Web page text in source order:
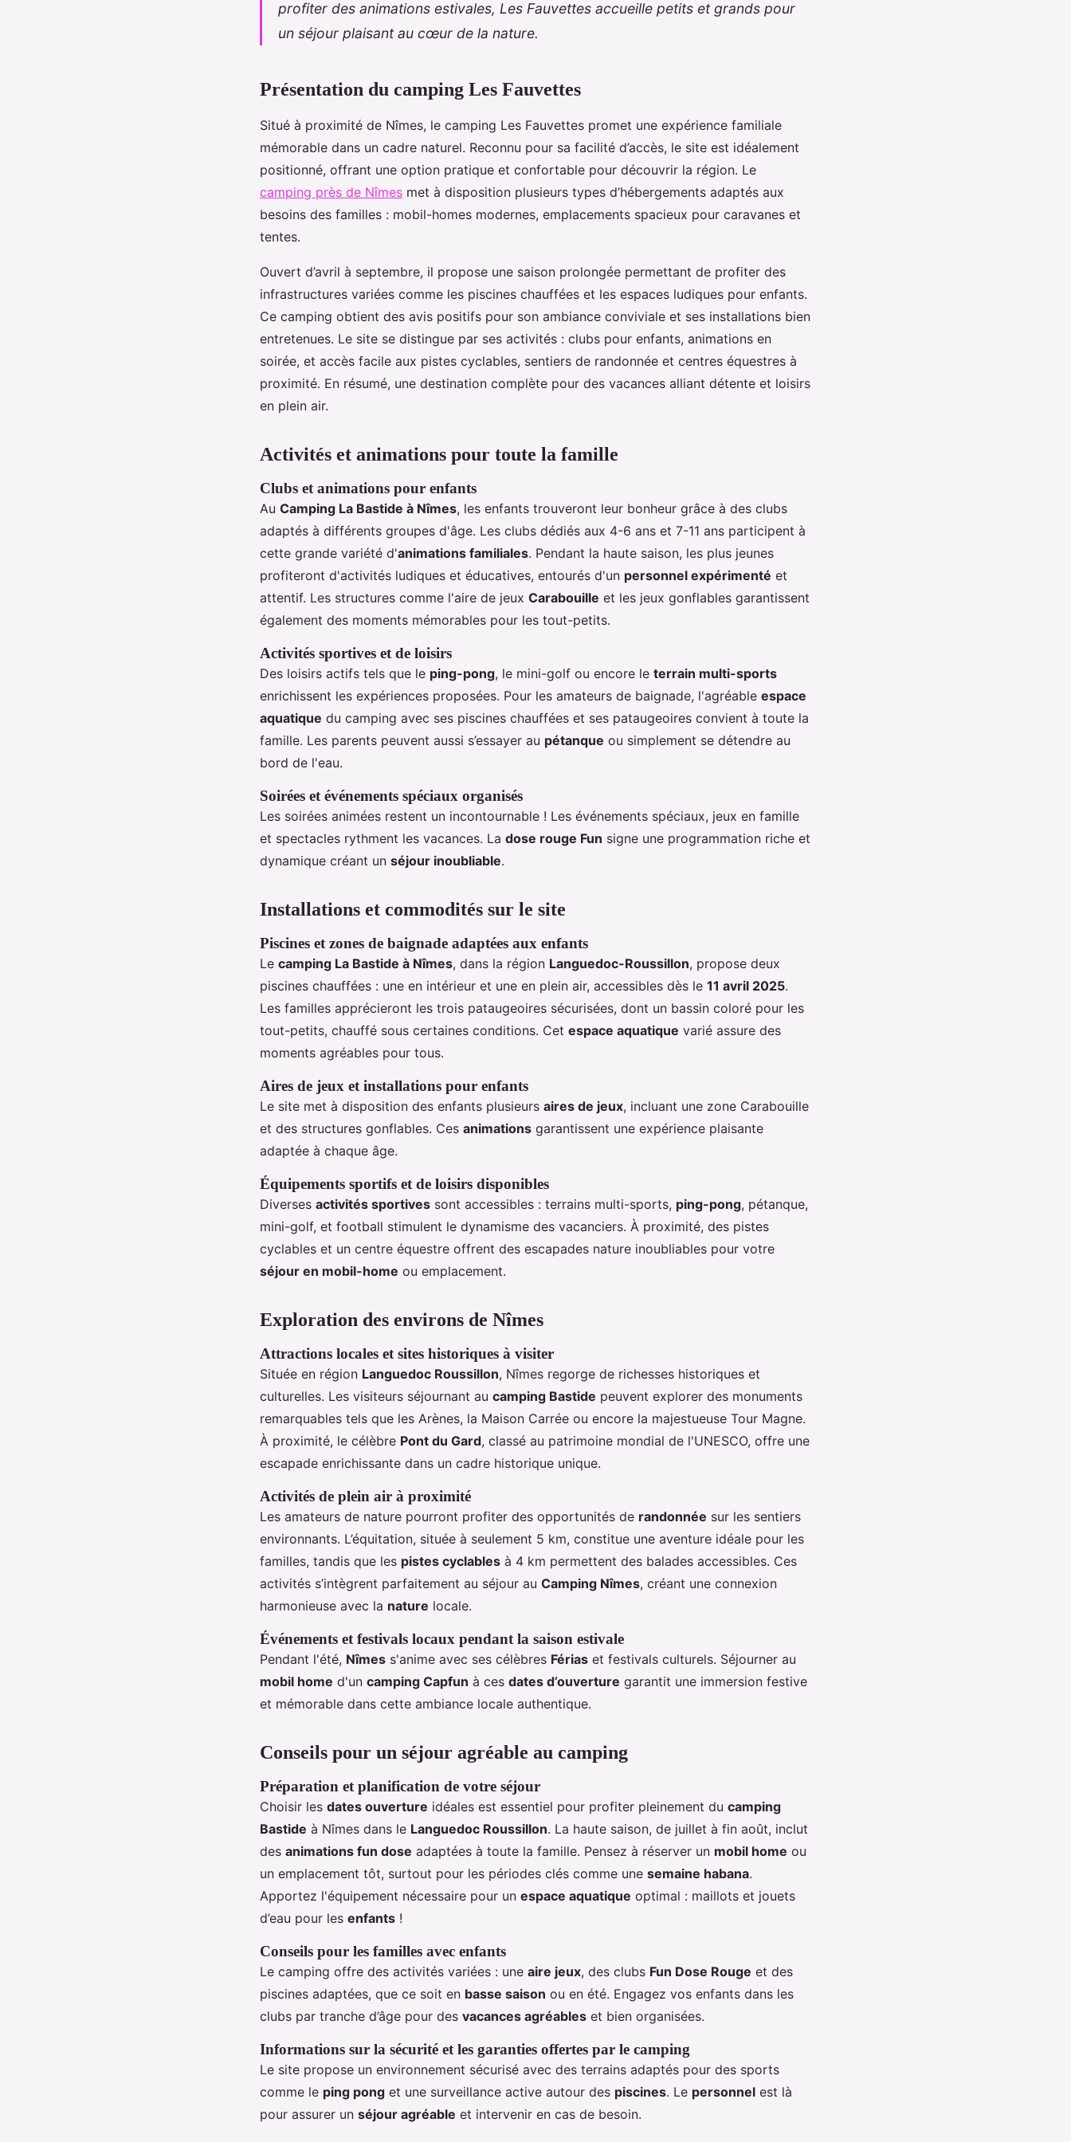
profiter des animations estivales, Les Fauvettes accueille petits et grands pour
un séjour plaisant au cœur de la nature.
Présentation du camping Les Fauvettes
Situé à proximité de Nîmes, le camping Les Fauvettes promet une expérience familiale
mémorable dans un cadre naturel. Reconnu pour sa facilité d’accès, le site est idéalement
positionné, offrant une option pratique et confortable pour découvrir la région. Le
camping près de Nîmes met à disposition plusieurs types d’hébergements adaptés aux
besoins des familles : mobil-homes modernes, emplacements spacieux pour caravanes et
tentes.
Ouvert d’avril à septembre, il propose une saison prolongée permettant de profiter des
infrastructures variées comme les piscines chauffées et les espaces ludiques pour enfants.
Ce camping obtient des avis positifs pour son ambiance conviviale et ses installations bien
entretenues. Le site se distingue par ses activités : clubs pour enfants, animations en
soirée, et accès facile aux pistes cyclables, sentiers de randonnée et centres équestres à
proximité. En résumé, une destination complète pour des vacances alliant détente et loisirs
en plein air.
Activités et animations pour toute la famille
Clubs et animations pour enfants
Au Camping La Bastide à Nîmes, les enfants trouveront leur bonheur grâce à des clubs
adaptés à différents groupes d'âge. Les clubs dédiés aux 4-6 ans et 7-11 ans participent à
cette grande variété d'animations familiales. Pendant la haute saison, les plus jeunes
profiteront d'activités ludiques et éducatives, entourés d'un personnel expérimenté et
attentif. Les structures comme l'aire de jeux Carabouille et les jeux gonflables garantissent
également des moments mémorables pour les tout-petits.
Activités sportives et de loisirs
Des loisirs actifs tels que le ping-pong, le mini-golf ou encore le terrain multi-sports
enrichissent les expériences proposées. Pour les amateurs de baignade, l'agréable espace
aquatique du camping avec ses piscines chauffées et ses pataugeoires convient à toute la
famille. Les parents peuvent aussi s’essayer au pétanque ou simplement se détendre au
bord de l'eau.
Soirées et événements spéciaux organisés
Les soirées animées restent un incontournable ! Les événements spéciaux, jeux en famille
et spectacles rythment les vacances. La dose rouge Fun signe une programmation riche et
dynamique créant un séjour inoubliable.
Installations et commodités sur le site
Piscines et zones de baignade adaptées aux enfants
Le camping La Bastide à Nîmes, dans la région Languedoc-Roussillon, propose deux
piscines chauffées : une en intérieur et une en plein air, accessibles dès le 11 avril 2025.
Les familles apprécieront les trois pataugeoires sécurisées, dont un bassin coloré pour les
tout-petits, chauffé sous certaines conditions. Cet espace aquatique varié assure des
moments agréables pour tous.
Aires de jeux et installations pour enfants
Le site met à disposition des enfants plusieurs aires de jeux, incluant une zone Carabouille
et des structures gonflables. Ces animations garantissent une expérience plaisante
adaptée à chaque âge.
Équipements sportifs et de loisirs disponibles
Diverses activités sportives sont accessibles : terrains multi-sports, ping-pong, pétanque,
mini-golf, et football stimulent le dynamisme des vacanciers. À proximité, des pistes
cyclables et un centre équestre offrent des escapades nature inoubliables pour votre
séjour en mobil-home ou emplacement.
Exploration des environs de Nîmes
Attractions locales et sites historiques à visiter
Située en région Languedoc Roussillon, Nîmes regorge de richesses historiques et
culturelles. Les visiteurs séjournant au camping Bastide peuvent explorer des monuments
remarquables tels que les Arènes, la Maison Carrée ou encore la majestueuse Tour Magne.
À proximité, le célèbre Pont du Gard, classé au patrimoine mondial de l'UNESCO, offre une
escapade enrichissante dans un cadre historique unique.
Activités de plein air à proximité
Les amateurs de nature pourront profiter des opportunités de randonnée sur les sentiers
environnants. L’équitation, située à seulement 5 km, constitue une aventure idéale pour les
familles, tandis que les pistes cyclables à 4 km permettent des balades accessibles. Ces
activités s’intègrent parfaitement au séjour au Camping Nîmes, créant une connexion
harmonieuse avec la nature locale.
Événements et festivals locaux pendant la saison estivale
Pendant l'été, Nîmes s'anime avec ses célèbres Férias et festivals culturels. Séjourner au
mobil home d'un camping Capfun à ces dates d’ouverture garantit une immersion festive
et mémorable dans cette ambiance locale authentique.
Conseils pour un séjour agréable au camping
Préparation et planification de votre séjour
Choisir les dates ouverture idéales est essentiel pour profiter pleinement du camping
Bastide à Nîmes dans le Languedoc Roussillon. La haute saison, de juillet à fin août, inclut
des animations fun dose adaptées à toute la famille. Pensez à réserver un mobil home ou
un emplacement tôt, surtout pour les périodes clés comme une semaine habana.
Apportez l'équipement nécessaire pour un espace aquatique optimal : maillots et jouets
d’eau pour les enfants !
Conseils pour les familles avec enfants
Le camping offre des activités variées : une aire jeux, des clubs Fun Dose Rouge et des
piscines adaptées, que ce soit en basse saison ou en été. Engagez vos enfants dans les
clubs par tranche d’âge pour des vacances agréables et bien organisées.
Informations sur la sécurité et les garanties offertes par le camping
Le site propose un environnement sécurisé avec des terrains adaptés pour des sports
comme le ping pong et une surveillance active autour des piscines. Le personnel est là
pour assurer un séjour agréable et intervenir en cas de besoin.